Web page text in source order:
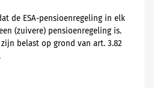
de ESA-pensioenregeling in elk
(zuivere) pensioenregeling is.
belast op grond van art. 3.82